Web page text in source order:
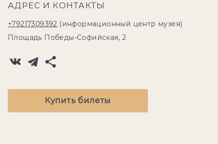
АДРЕС И КОНТАКТЫ
+79217309392 (информационный центр музея)
Площадь Победы-Софийская, 2
Купить билеты